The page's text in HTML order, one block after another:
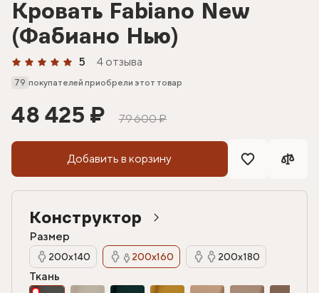
Кровать Fabiano New
(Фабиано Нью)
5 4 отзыва
79 покупателей приобрели этот товар
48 425 ₽ 79 600 ₽
Добавить в корзину
Конструктор
Размер
200х140 200х160 200х180
Ткань